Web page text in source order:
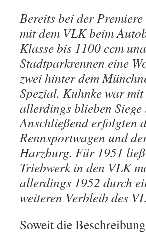
Bereits bei der
mit dem VLK beim
Klasse bis 1100 ccm
Stadtparkrennen eine
zwei hinter dem
Spezial. Kuhnke war
allerdings blieben
Anschließend erfolgten
Rennsportwagen und
Harzburg. Für 1951
Triebwerk in den VLK
allerdings 1952 durch
weiteren Verbleib des
Soweit die